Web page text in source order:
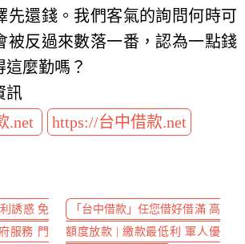
先還錢。我們客氣的詢問何時可
被反過來數落一番，認為一點錢
這麼勤嗎？
訊
.net
https://台中借款.net
誘惑 免
服務 門
「台中借款」任您借好借滿 高
額度放款 | 繳款最低利 軍人優